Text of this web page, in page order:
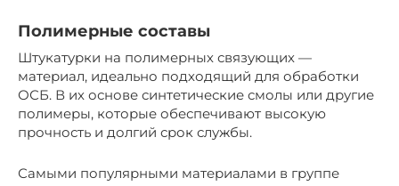
Полимерные составы
Штукатурки на полимерных связующих —
материал, идеально подходящий для обработки
ОСБ. В их основе синтетические смолы или другие
полимеры, которые обеспечивают высокую
прочность и долгий срок службы.
Самыми популярными материалами в группе